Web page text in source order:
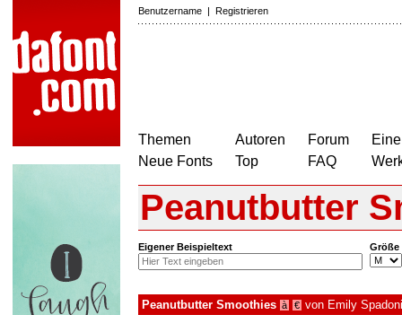
Benutzername | Registrieren
Themen
Neue Fonts
Autoren
Top
Forum
FAQ
Peanutbutter
Eigener Beispieltext Größe
Peanutbutter Smoothies à € von Emily Spadoni